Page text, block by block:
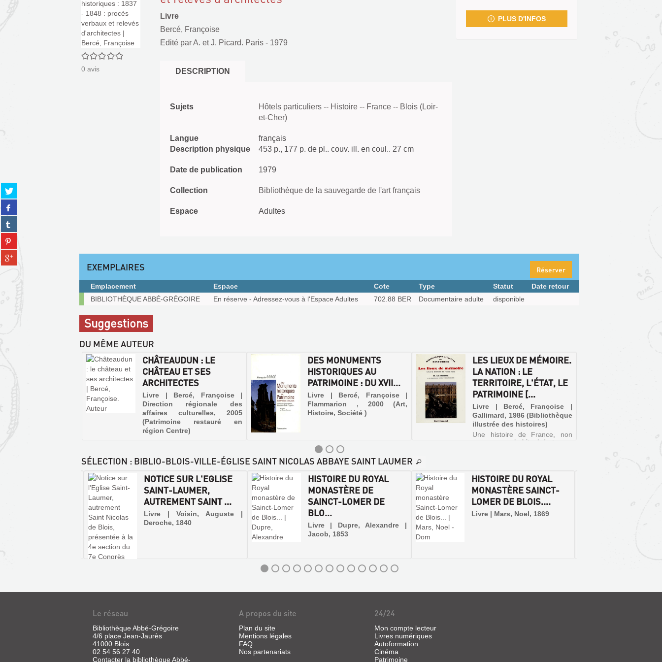
Partager
sur
twitter
(Nouvelle
fenêtre)
Partager
sur
facebook
(Nouvelle
fenêtre)
Partager
sur
tumblr
(Nouvelle
fenêtre)
Partager
sur
pinterest
(Nouvelle
Partager
sur
0/5
0 avis
Livre
Bercé, Françoise
Edité parA. et J. Picard. Paris - 1979
DESCRIPTION
Sujets
Hôtels particuliers -- Histoire -- France -- Blois (Loir-
et-Cher)
Langue
français
Description physique
453 p., 177 p. de pl.. couv. ill. en coul.. 27 cm
Date de publication 1979
Collection Bibliothèque de la sauvegarde de l'art français
Espace Adultes
PLUS D'INFOS
EXEMPLAIRES Réserver
Exemplaires
Emplacement Espace Cote Type Statut
Date retour
BIBLIOTHÈQUE ABBÉ-GRÉGOIRE
En réserve - Adressez-vous à l'Espace Adultes 702.88 BER Documentaire adulte disponible
Suggestions
DU MÊME AUTEUR
DES MONUMENTS
HISTORIQUES AU
PATRIMOINE : DU XVII...
Livre | Bercé, Françoise |
Flammarion , 2000 (Art,
Histoire, Société )
LES LIEUX DE MÉMOIRE.
LA NATION : LE
TERRITOIRE, L'ÉTAT, LE
PATRIMOINE [...
Livre | Bercé, Françoise |
Gallimard, 1986 (Bibliothèque
illustrée des histoires)
Une histoire de France, non
pas au sens habituel du terme,
CHÂTEAUDUN : LE
CHÂTEAU ET SES
ARCHITECTES
Livre | Bercé, Françoise |
Direction régionale des
affaires culturelles, 2005
(Patrimoine restauré en
région Centre)
DES
MONUMENTS
HISTORIQUES
AU
PATRIMOINE
Livre
Bercé,
Flammarion
2000
SÉLECTION : BIBLIO-BLOIS-VILLE-ÉGLISE SAINT NICOLAS ABBAYE SAINT LAUMER
HISTOIRE DU ROYAL
MONASTÈRE DE
SAINCT-LOMER DE
BLO...
Livre | Dupre, Alexandre |
Jacob, 1853
HISTOIRE DU ROYAL
MONASTÈRE SAINCT-
LOMER DE BLOIS....
Livre | Mars, Noel, 1869
NOTICE SUR L'EGLISE
SAINT-LAUMER,
AUTREMENT SAINT ...
Livre | Voisin, Auguste |
Deroche, 1840
Le réseau
Bibliothèque Abbé-Grégoire
4/6 place Jean-Jaurès
41000 Blois
02 54 56 27 40
Contacter la bibliothèque Abbé-
A propos du site
Plan du site
Mentions légales
FAQ
Nos partenariats
24/24
Mon compte lecteur
Livres numériques
Autoformation
Cinéma
Patrimoine